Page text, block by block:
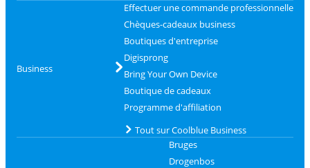
Business
Effectuer une commande professionnelle
Chèques-cadeaux business
Boutiques d'entreprise
Digisprong
Bring Your Own Device
Boutique de cadeaux
Programme d'affiliation
Tout sur Coolblue Business
Bruges
Drogenbos